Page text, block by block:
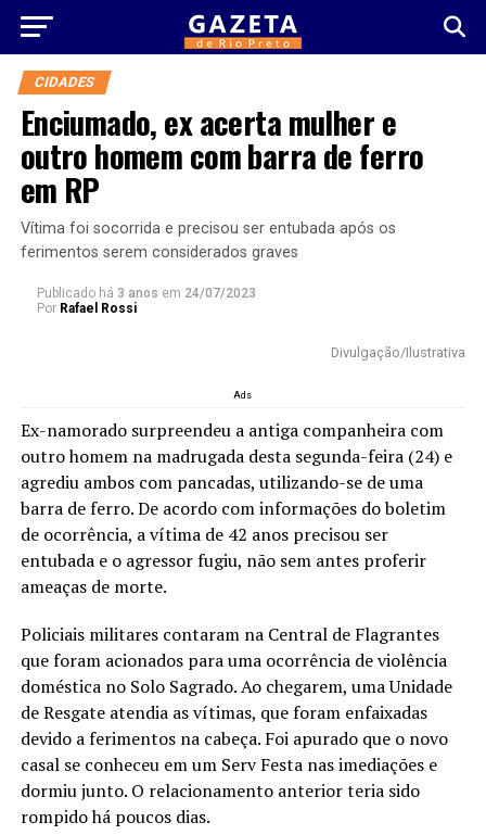
CIDADES
Enciumado, ex acerta mulher e
outro homem com barra de ferro
em RP
Vítima foi socorrida e precisou ser entubada após os
ferimentos serem considerados graves
Publicado há 3 anos em 24/07/2023
Por Rafael Rossi
Divulgação/Ilustrativa
Ads
Ex-namorado surpreendeu a antiga companheira com
outro homem na madrugada desta segunda-feira (24) e
agrediu ambos com pancadas, utilizando-se de uma
barra de ferro. De acordo com informações do boletim
de ocorrência, a vítima de 42 anos precisou ser
entubada e o agressor fugiu, não sem antes proferir
ameaças de morte.
Policiais militares contaram na Central de Flagrantes
que foram acionados para uma ocorrência de violência
doméstica no Solo Sagrado. Ao chegarem, uma Unidade
de Resgate atendia as vítimas, que foram enfaixadas
devido a ferimentos na cabeça. Foi apurado que o novo
casal se conheceu em um Serv Festa nas imediações e
dormiu junto. O relacionamento anterior teria sido
rompido há poucos dias.